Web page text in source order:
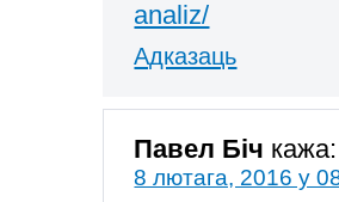
analiz/
Адказаць
Павел Біч кажа:
8 лютага, 2016 у